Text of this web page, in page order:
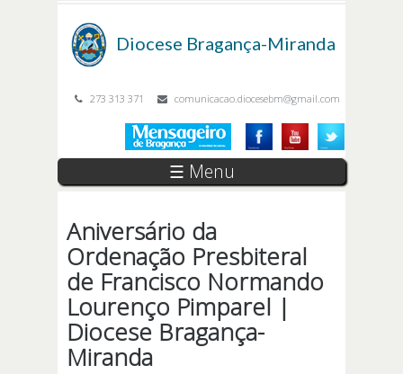
Diocese Bragança-Miranda
273 313 371 comunicacao.diocesebm@gmail.com
☰ Menu
Aniversário da
Ordenação Presbiteral
de Francisco Normando
Lourenço Pimparel |
Diocese Bragança-
Miranda